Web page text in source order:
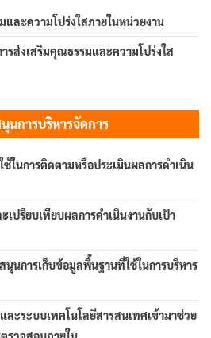
และความโปร่งใสภายในหน่วยงาน
รส่งเสริมคุณธรรมและความโปร่งใส
นการบริหารจัดการ
ในการติดตามหรือประเมินผลการดำเนิน
เปรียบเทียบผลการดำเนินงานกับเป้า
นการเก็บข้อมูลพื้นฐานที่ใช้ในการบริหาร
ละระบบเทคโนโลยีสารสนเทศเข้ามาช่วย